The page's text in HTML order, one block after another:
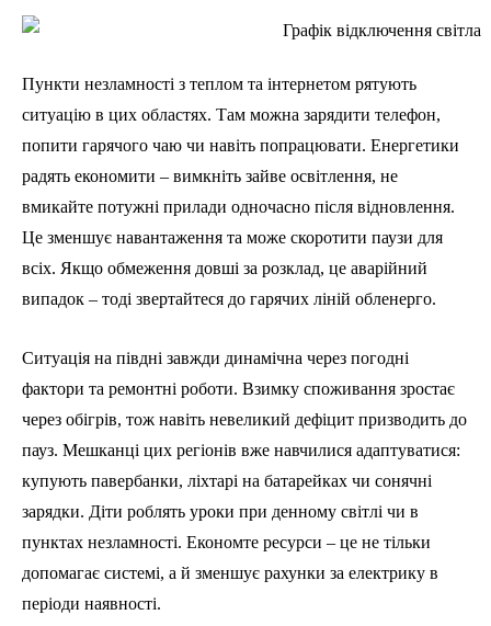
Пункти незламності з теплом та інтернетом рятують
ситуацію в цих областях. Там можна зарядити телефон,
попити гарячого чаю чи навіть попрацювати. Енергетики
радять економити – вимкніть зайве освітлення, не
вмикайте потужні прилади одночасно після відновлення.
Це зменшує навантаження та може скоротити паузи для
всіх. Якщо обмеження довші за розклад, це аварійний
випадок – тоді звертайтеся до гарячих ліній обленерго.
Ситуація на півдні завжди динамічна через погодні
фактори та ремонтні роботи. Взимку споживання зростає
через обігрів, тож навіть невеликий дефіцит призводить до
пауз. Мешканці цих регіонів вже навчилися адаптуватися:
купують павербанки, ліхтарі на батарейках чи сонячні
зарядки. Діти роблять уроки при денному світлі чи в
пунктах незламності. Економте ресурси – це не тільки
допомагає системі, а й зменшує рахунки за електрику в
періоди наявності.